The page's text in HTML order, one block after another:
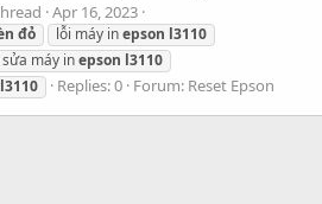
Apr 16, 2023
đỏ lỗi máy inepson l3110
sửa máy inepson l3110
l3110 Replies: 0 Forum: Reset Epson